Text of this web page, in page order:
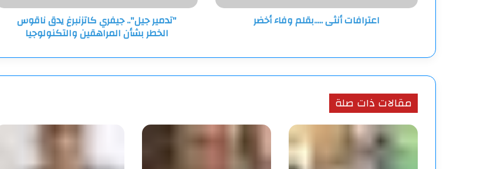
اعترافات أنثى .....بقلم وفاء أخضر
المراهقين
والتكنولوجيا
"تدمير جيل".. جيفري كاتزنبرغ يدق ناقوس
الخطر بشأن المراهقين والتكنولوجيا
مقالات ذات صلة